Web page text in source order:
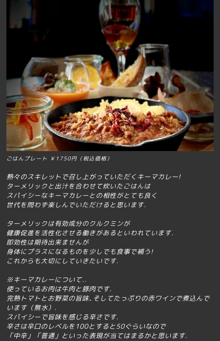
ごはんプレート ￥1750円（税込価格）
熱々のスキレットで召し上がっていただくキーマカレー!
ターメリックと出汁を合わせて炊いたごはんは
スパイシーなキーマカレーとの相性がとても良く
世代を問わず楽しんでいただけると思います.
ターメリックは有効成分のクルクミンが
健康促進を活性化させる働きがあるといわれています.
即効性は期待出来ませんが
身体にプラスになるものを少しでも食事で補う!
これからも大切にしていきたいです.
※キーマカレーについて..
使っているお肉は牛肉と豚肉です.
完熟トマトとお野菜の旨味､そしてたっぷりの赤ワインで煮込んで
います（無水）.
スパイシーで旨味を感じる辛さです.
辛さは辛口のレベルを100とすると50ぐらいなので
「中辛」「普通」といった表現が当てはまるかと思います.